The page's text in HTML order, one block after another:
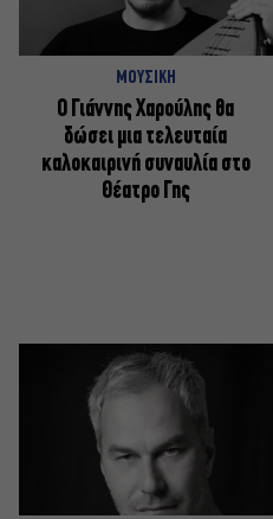
ΜΟΥΣΙΚΗ
Ο Γιάννης Χαρούλης θα
δώσει μια τελευταία
καλοκαιρινή συναυλία στο
Θέατρο Γης